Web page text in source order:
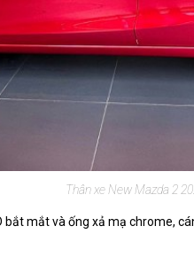
Thân xe New Mazda 2
bắt mắt và ống xả mạ chrome,